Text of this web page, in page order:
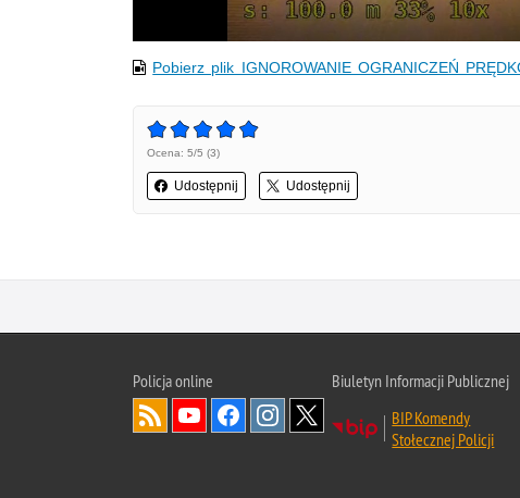
Pobierz plik IGNOROWANIE OGRANICZEŃ
Ocena: 5/5 (3)
Udostępnij Udostępnij
Policja online
Biuletyn Informacji Publicznej
BIP Komendy
Stołecznej Policji